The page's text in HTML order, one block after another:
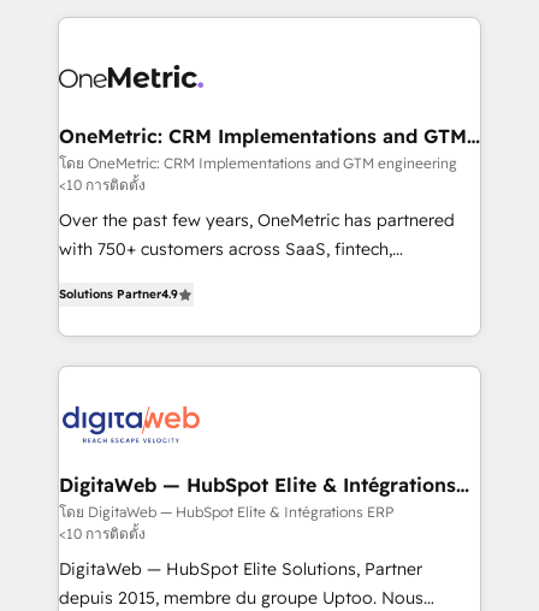
vraie performance vient de l'intérieur. Act Inside.
Stand Out.
and fast growing scale ups including Sony, Rapyd,
Design Automation and Uptive. 📊 RevOps & data
integrations 🤖 AI workflows & enrichment 📘 Team
enablement & company-wide adoption We create
HubSpot environments that teams use with
confidence and that leadership can rely on for
scalable revenue insights.
OneMetric: CRM Implementations and GTM
engineering
โดย OneMetric: CRM Implementations and GTM engineering
<10 การติดตั้ง
Over the past few years, OneMetric has partnered
with 750+ customers across SaaS, fintech,
150+ HubSpot-certified experts, we deliver scalable
solutions to complex GTM and RevOps challenges.
Our Expertise 🔹 Onboarding & Implementation:
tailored to your GTM motion. 🔹 Migrations: Move
downtime. 🔹 RevOps Strategy: Align teams,
processes, and data to drive revenue efficiency. 🔹
Integrations: Connect HubSpot with your tech stack
for better adoption. 🔹 Custom Solutions: Build
tailored apps, workflows, and configurations. We are
Solutions Partner4.9
DigitaWeb — HubSpot Elite & Intégrations
ERP
โดย DigitaWeb — HubSpot Elite & Intégrations ERP
<10 การติดตั้ง
DigitaWeb — HubSpot Elite Solutions, Partner
depuis 2015, membre du groupe Uptoo. Nous